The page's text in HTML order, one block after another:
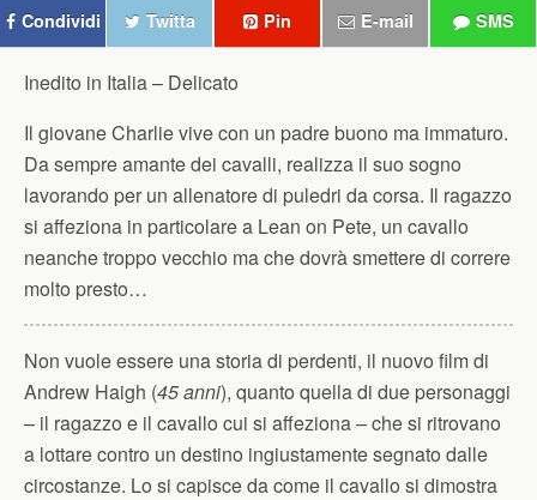
Condividi Twitta Pin E-mail SMS
Inedito in Italia – Delicato
Il giovane Charlie vive con un padre buono ma immaturo.
Da sempre amante dei cavalli, realizza il suo sogno
lavorando per un allenatore di puledri da corsa. Il ragazzo
si affeziona in particolare a Lean on Pete, un cavallo
neanche troppo vecchio ma che dovrà smettere di correre
molto presto…
Non vuole essere una storia di perdenti, il nuovo film di
Andrew Haigh (45 anni), quanto quella di due personaggi
– il ragazzo e il cavallo cui si affeziona – che si ritrovano
a lottare contro un destino ingiustamente segnato dalle
circostanze. Lo si capisce da come il cavallo si dimostra